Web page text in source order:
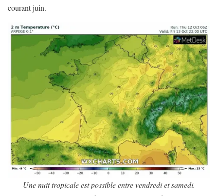
courant juin.
Une nuit tropicale est possible entre vendredi et samedi.